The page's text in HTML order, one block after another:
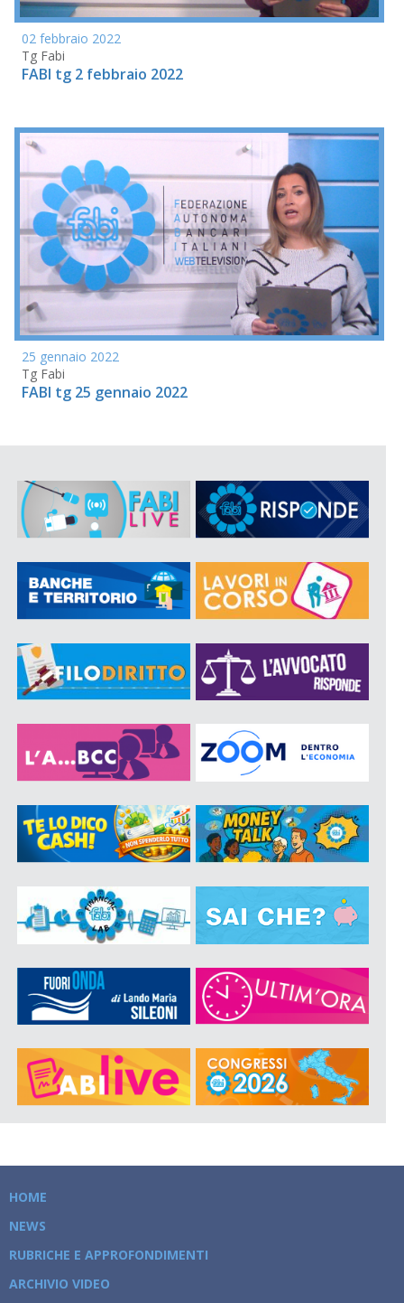
02 febbraio 2022
Tg Fabi
FABI tg 2 febbraio 2022
25 gennaio 2022
Tg Fabi
FABI tg 25 gennaio 2022
HOME
NEWS
RUBRICHE E APPROFONDIMENTI
ARCHIVIO VIDEO